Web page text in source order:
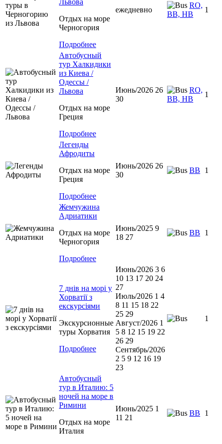
Отдых на море
Черногория
Подробнее
ежедневно
RO,
BB, HB
1
Автобусный
тур Халкидики
из Киева /
Одессы /
Львова
Отдых на море
Греция
Подробнее
Июнь/2026 26
30
RO,
BB, HB
1
Легенды
Афродиты
Отдых на море
Греция
Подробнее
Июнь/2026 26
30
ВВ 1
Жемчужина
Адриатики
Отдых на море
Черногория
Подробнее
Июнь/2025 9
18 27
BB 1
7 днів на морі у
Хорватії з
екскурсіями
Экскурсионные
туры Хорватия
Подробнее
Июнь/2026 3 6
10 13 17 20 24
27
Июль/2026 1 4
8 11 15 18 22
25 29
Август/2026 1
5 8 12 15 19 22
26 29
Сентябрь/2026
2 5 9 12 16 19
23
1
Автобусный
тур в Италию: 5
ночей на море в
Римини
Отдых на море
Италия
Июнь/2025 1
11 21
ВВ 1